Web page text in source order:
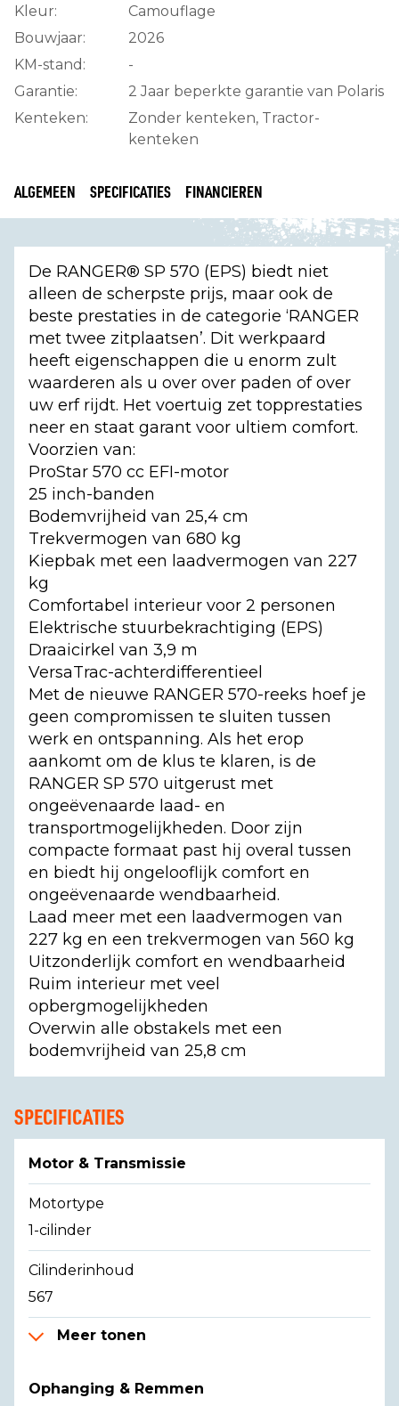
Kleur:
Camouflage
Bouwjaar:
2026
KM-stand:
-
Garantie:
2 Jaar beperkte garantie van Polaris
Kenteken:
Zonder kenteken, Tractor-
kenteken
ALGEMEEN SPECIFICATIES FINANCIEREN
De RANGER® SP 570 (EPS) biedt niet
alleen de scherpste prijs, maar ook de
beste prestaties in de categorie ‘RANGER
met twee zitplaatsen’. Dit werkpaard
heeft eigenschappen die u enorm zult
waarderen als u over over paden of over
uw erf rijdt. Het voertuig zet topprestaties
neer en staat garant voor ultiem comfort.
Voorzien van:
ProStar 570 cc EFI-motor
25 inch-banden
Bodemvrijheid van 25,4 cm
Trekvermogen van 680 kg
Kiepbak met een laadvermogen van 227
kg
Comfortabel interieur voor 2 personen
Elektrische stuurbekrachtiging (EPS)
Draaicirkel van 3,9 m
VersaTrac-achterdifferentieel
Met de nieuwe RANGER 570-reeks hoef je
geen compromissen te sluiten tussen
werk en ontspanning. Als het erop
aankomt om de klus te klaren, is de
RANGER SP 570 uitgerust met
ongeëvenaarde laad- en
transportmogelijkheden. Door zijn
compacte formaat past hij overal tussen
en biedt hij ongelooflijk comfort en
ongeëvenaarde wendbaarheid.
Laad meer met een laadvermogen van
227 kg en een trekvermogen van 560 kg
Uitzonderlijk comfort en wendbaarheid
Ruim interieur met veel
opbergmogelijkheden
Overwin alle obstakels met een
bodemvrijheid van 25,8 cm
SPECIFICATIES
Motor & Transmissie
Motortype
1-cilinder
Cilinderinhoud
567
Meer tonen
Ophanging & Remmen